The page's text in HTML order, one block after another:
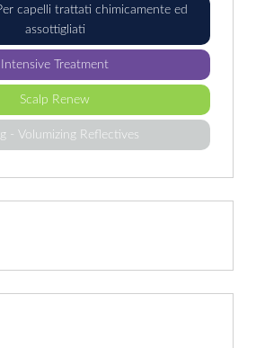
capelli trattati chimicamente ed
assottigliati
Intensive Treatment
Scalp Renew
- Volumizing Reflectives